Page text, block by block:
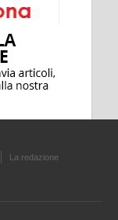
La redazione